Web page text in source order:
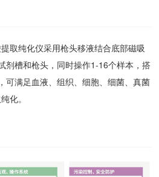
取纯化仪采用枪头移液结合底部磁吸
剂槽和枪头，同时操作1-16个样本，搭
可满足血液、组织、细胞、细菌、真菌
化。